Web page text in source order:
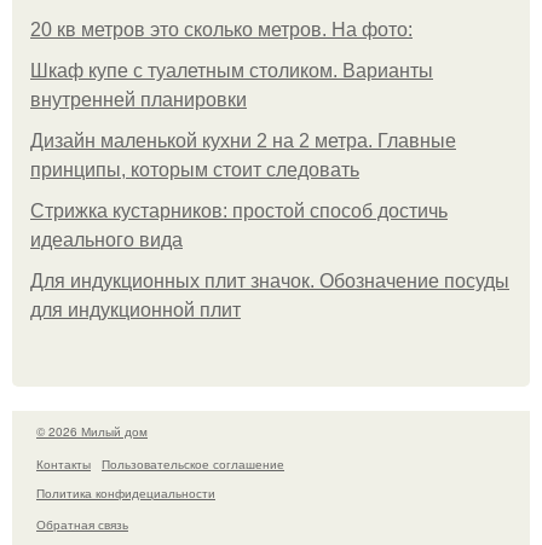
20 кв метров это сколько метров. На фото:
Шкаф купе с туалетным столиком. Варианты
внутренней планировки
Дизайн маленькой кухни 2 на 2 метра. Главные
принципы, которым стоит следовать
Стрижка кустарников: простой способ достичь
идеального вида
Для индукционных плит значок. Обозначение посуды
для индукционной плит
© 2026 Милый дом
Контакты
Пользовательское соглашение
Политика конфидециальности
Обратная связь